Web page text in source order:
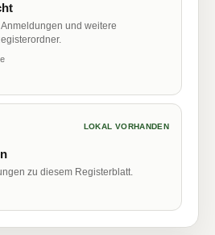
und weitere
LOKAL VORHANDEN
zu diesem Registerblatt.